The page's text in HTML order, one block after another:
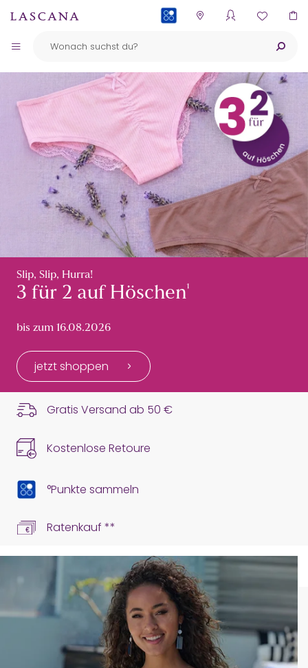
Slip, Slip, Hurra!
3 für 2 auf Höschen¹
bis zum 16.08.2026
jetzt shoppen
Gratis Versand ab 50 €
Kostenlose Retoure
°Punkte sammeln
Ratenkauf **